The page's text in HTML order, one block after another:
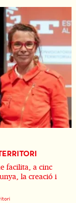
facilita, a cinc
la creació i